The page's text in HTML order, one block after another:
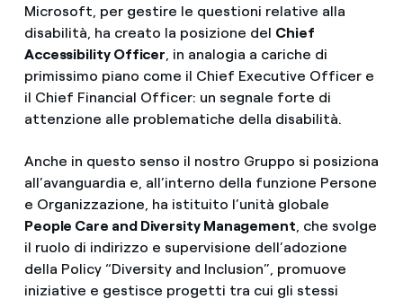
Microsoft, per gestire le questioni relative alla
disabilità, ha creato la posizione del Chief
Accessibility Officer, in analogia a cariche di
primissimo piano come il Chief Executive Officer e
il Chief Financial Officer: un segnale forte di
attenzione alle problematiche della disabilità.
Anche in questo senso il nostro Gruppo si posiziona
all’avanguardia e, all’interno della funzione Persone
e Organizzazione, ha istituito l’unità globale
People Care and Diversity Management, che svolge
il ruolo di indirizzo e supervisione dell’adozione
della Policy “Diversity and Inclusion”, promuove
iniziative e gestisce progetti tra cui gli stessi